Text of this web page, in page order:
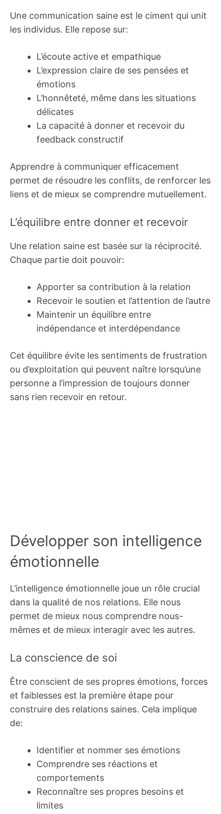
Une communication saine est le ciment qui unit
les individus. Elle repose sur:
L’écoute active et empathique
L’expression claire de ses pensées et
émotions
L’honnêteté, même dans les situations
délicates
La capacité à donner et recevoir du
feedback constructif
Apprendre à communiquer efficacement
permet de résoudre les conflits, de renforcer les
liens et de mieux se comprendre mutuellement.
L’équilibre entre donner et recevoir
Une relation saine est basée sur la réciprocité.
Chaque partie doit pouvoir:
Apporter sa contribution à la relation
Recevoir le soutien et l’attention de l’autre
Maintenir un équilibre entre
indépendance et interdépendance
Cet équilibre évite les sentiments de frustration
ou d’exploitation qui peuvent naître lorsqu’une
personne a l’impression de toujours donner
sans rien recevoir en retour.
Développer son intelligence
émotionnelle
L’intelligence émotionnelle joue un rôle crucial
dans la qualité de nos relations. Elle nous
permet de mieux nous comprendre nous-
mêmes et de mieux interagir avec les autres.
La conscience de soi
Être conscient de ses propres émotions, forces
et faiblesses est la première étape pour
construire des relations saines. Cela implique
de:
Identifier et nommer ses émotions
Comprendre ses réactions et
comportements
Reconnaître ses propres besoins et
limites